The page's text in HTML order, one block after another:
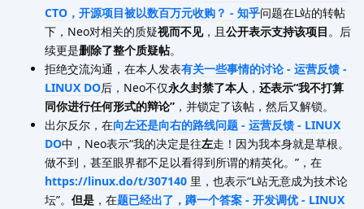
CTO，开源项目被以数百万元收购？ - 知乎问题在L站的转帖
下，Neo对相关的质疑视而不见，且公开表示支持该项目 。后
续更是删除了整个质疑帖。
拒绝交流沟通，在本人发表有关一些事情的讨论 - 运营反馈 -
LINUX DO后，Neo不仅永久封禁了本人 ， 还表示“我不打算
同你进行任何形式的辩论” ，并锁定了该帖，然后又解锁。
出尔反尔，在向左还是向右的路线问题 - 运营反馈 - LINUX
DO中，Neo表示“我的决定是往左走！因为我本身就是草根。
做不到，甚至眼界都不足以看得到所谓的精英化。”，在
https://linux.do/t/307140 里，也表示“L站无意成为技术论
坛”。 但是 ，在题已经出了，蹲一个答案 - 开发调优 - LINUX